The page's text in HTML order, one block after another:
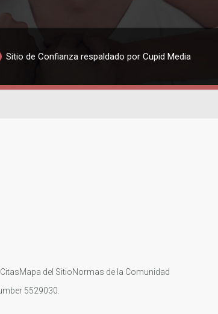
Sitio de Confianza respaldado por Cupid Media
Mapa del SitioNormas de la Comunidad
5529030.